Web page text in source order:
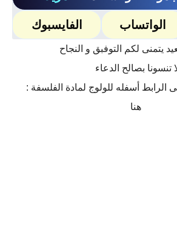
الواتساب الفايسبوك
يتمنى لكم التوفبق و النجاح
تنسونا بصالح الدعاء
الرابط أسفله للولوج لمادة الفلسفة :
هنا